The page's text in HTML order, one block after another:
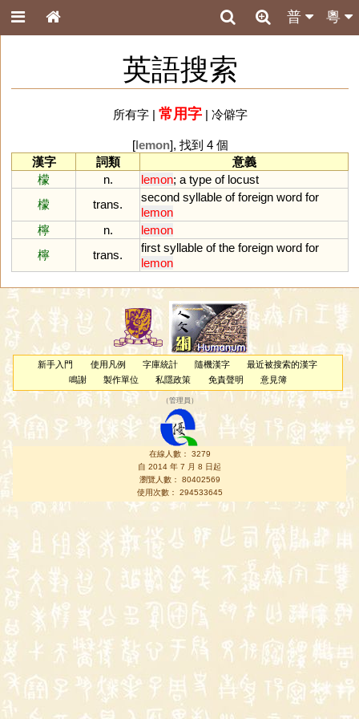
粵
普
英語搜索
所有字| 常用字| 冷僻字
[lemon], 找到 4 個
漢字
詞類
意義
檬
n. lemon; a type of locust
檬
trans.
second syllable of foreign word for
lemon
檸
n.
lemon
檸
trans.
first syllable of the foreign word for
lemon
新手入門 使用凡例 字庫統計 隨機漢字
最近被搜索的漢字
鳴謝
製作單位 私隱政策 免責聲明 意見簿
（管理員 ）
在線人數： 3279
自 2014 年 7 月 8 日起
瀏覽人數： 80402569
使用次數： 294533645